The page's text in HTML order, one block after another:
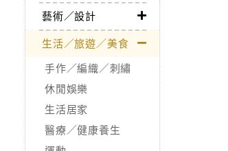
藝術／設計
生活／旅遊／美食
手作／編織／刺繡
休閒娛樂
生活居家
醫療／健康養生